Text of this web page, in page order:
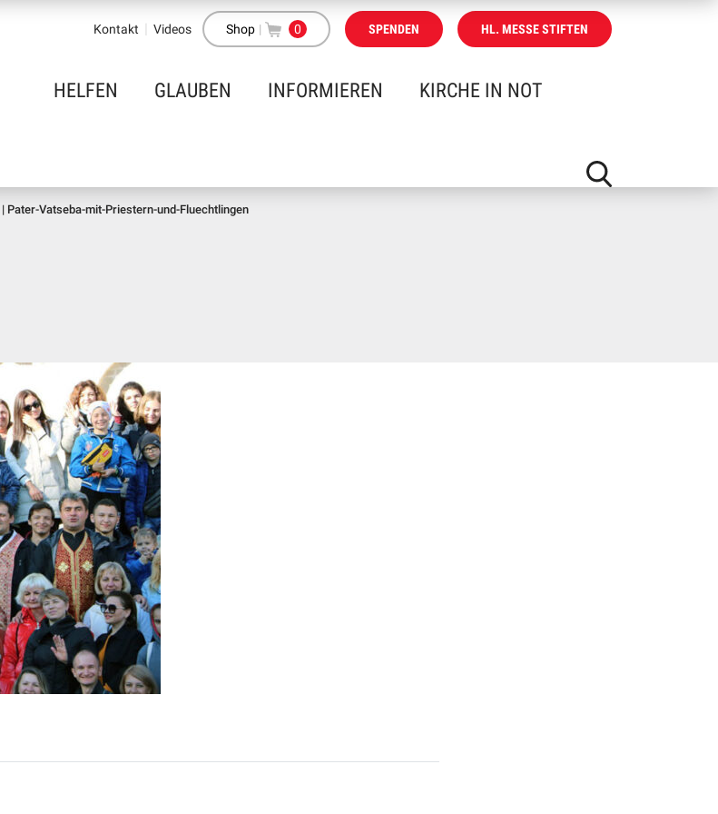
Kontakt Videos Shop | 0 SPENDEN HL. MESSE STIFTEN
HELFEN GLAUBEN INFORMIEREN KIRCHE IN NOT
| Pater-Vatseba-mit-Priestern-und-Fluechtlingen